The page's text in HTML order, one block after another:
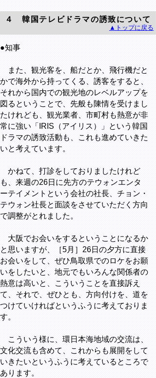
４ 韓国テレビドラマの誘致について
▲トップに戻る
●知事
また、観光客を、船だとか、飛行機だと
かで海外から持ってくる、誘客をすると、
それから国内での観光地のレベルアップを
図るということで、先般も陳情を受けまし
たけれども、観光業者、市町村も熱意が非
常に強い「IRIS（アイリス）」という韓国
ドラマの誘致活動も、これも進めていきた
いと考えています。
かねて、打診をしておりましたけれど
も、来週の26日に先方のテウォンエンタ
ーテイメントという会社の社長、チョン・
テウォン社長と面談をさせていただく方向
で調整がとれました。
大阪でお会いをするということになるか
と思いますが、［5月］26日の夕方に直接
お会いをして、ぜひ鳥取県でのロケをお願
いをしたいと、地元でもいろんな関係者の
熱意は高いと、こういうことを直接訴え
て、それで、ぜひとも、方向付けを、道を
つけていければというふうに考えておりま
す。
こういう様に、環日本海地域の交流は、
文化交流も含めて、これからも展開をして
いきたいというふうに考えているところで
あります。